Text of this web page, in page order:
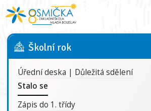
Školní rok
Úřední deska | Důležitá sdělení
Stalo se
Zápis do 1. třídy